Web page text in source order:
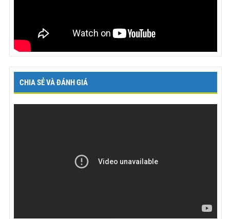
CHIA SẺ VÀ ĐÁNH GIÁ